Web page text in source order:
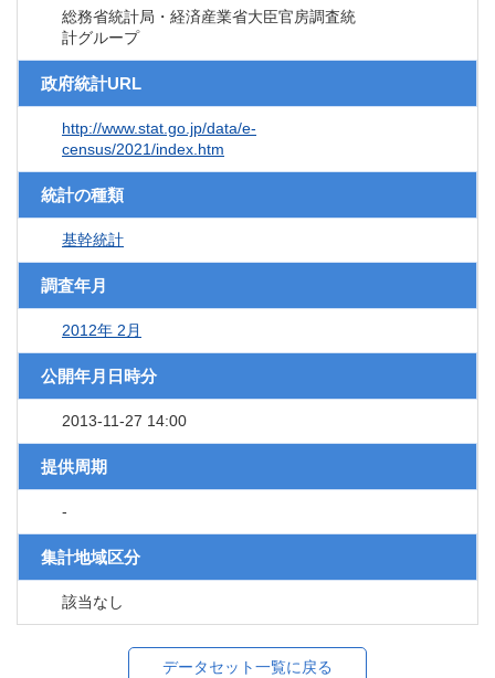
総務省統計局・経済産業省大臣官房調査統
計グループ
政府統計URL
http://www.stat.go.jp/data/e-
census/2021/index.htm
統計の種類
基幹統計
調査年月
2012年 2月
公開年月日時分
2013-11-27 14:00
提供周期
-
集計地域区分
該当なし
データセット一覧に戻る